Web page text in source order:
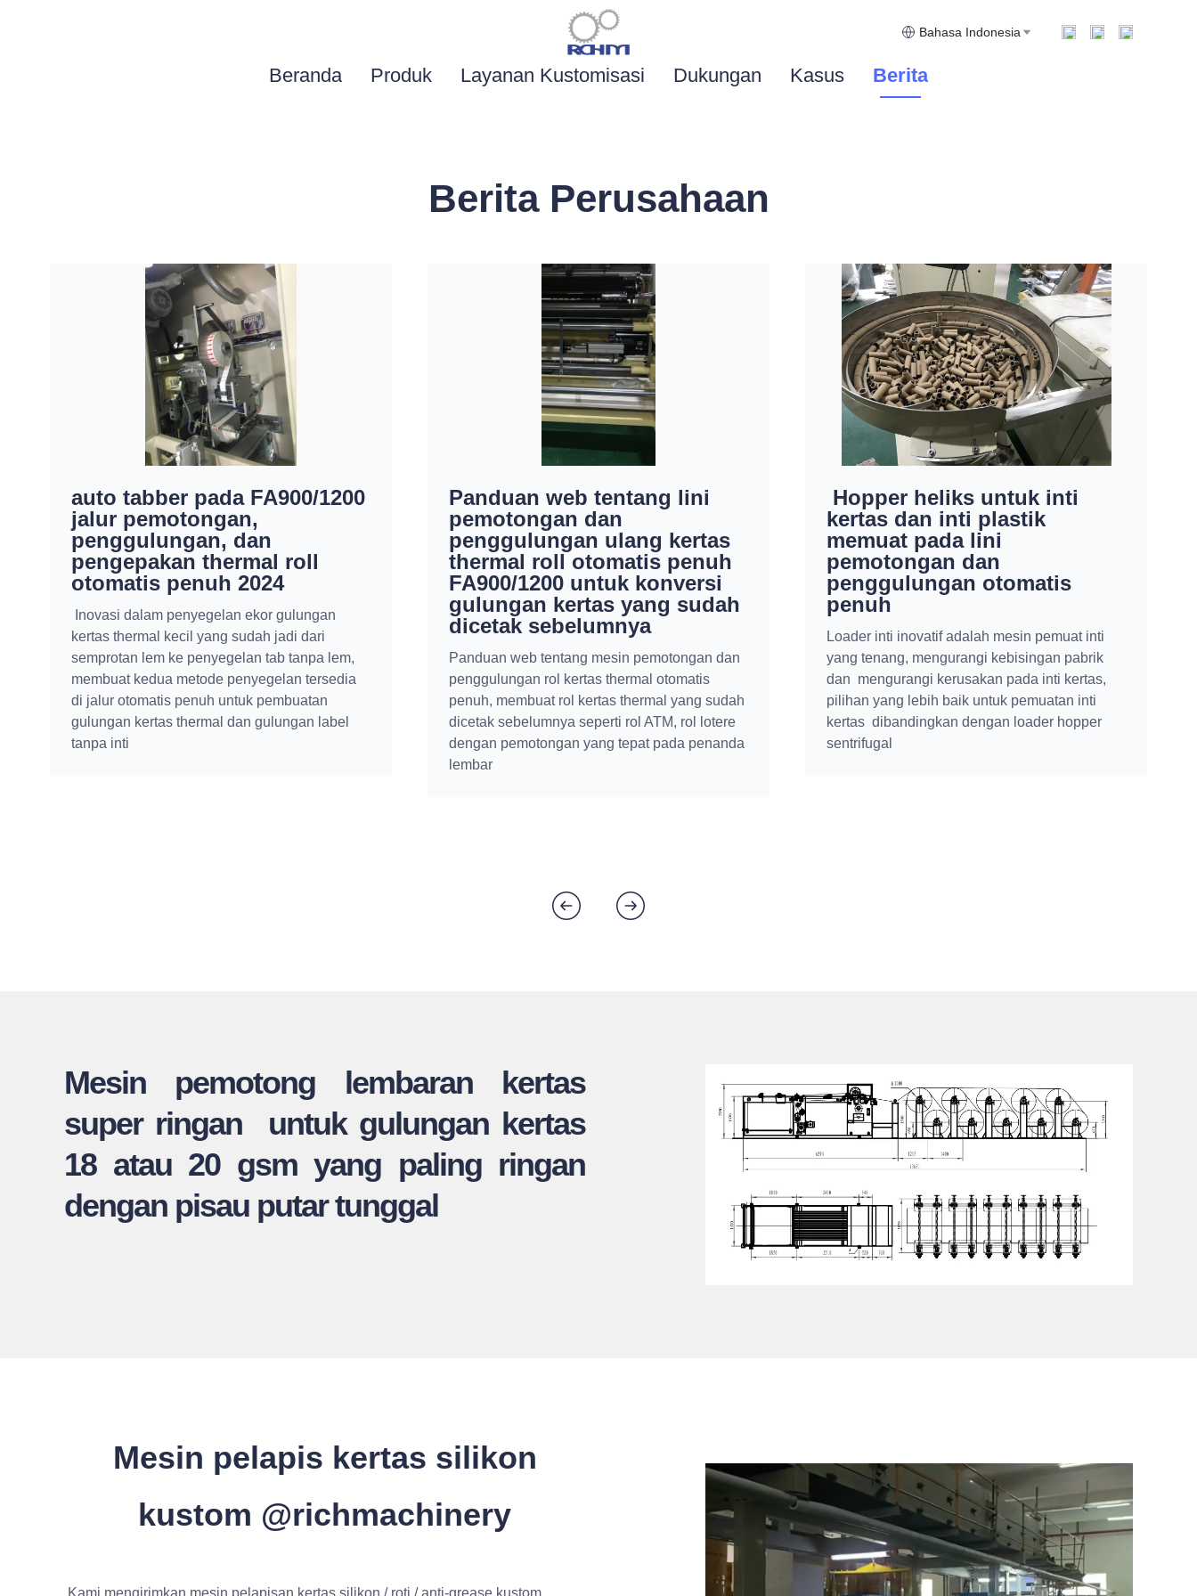
Bahasa Indonesia
Beranda Produk Layanan Kustomisasi Dukungan Kasus Berita
Berita Perusahaan
Roller penyebar dan poros
pisau pemotong mobile
terintegrasi serta penanda
peringatan ujung fountain
tinta
Pengendali ketegangan semi-otomatis dan
pengendali ketegangan otomatis penuh
dengan roller penyebar memastikan peng喂an
dan penggulungan kertas yang lancar. Poros
pisau pemotong bergerak yang terintegrasi
membuat perubahan ukuran pisau menjadi
lebih mudah dan nyaman di mesin, tidak perlu
Foto mata untuk
pemantauan status
penyisipan dan
penghembusan kertas
Sensor untuk pemantauan penyisipan dan
tiupan kertas saat memulai siklus produksi
gulungan kecil yang baru. Mesin berhenti
secara otomatis saat terjadi penyisipan atau
tiupan kertas yang buruk pada unit tiupan dan
penyisipan ini
Pengunggahan rol termal
jumbo yang kuat pada
unwinder untuk FA900/1200
slitter rewinder otomatis
penuh
Kualitas silinder pneumatik pemuatan dan
rem bubuk memastikan pemuatan dan
pembongkaran gulungan jumbo yang cepat
dan mudah.
Mesin pemotong lembaran kertas
super ringan untuk gulungan kertas
18 atau 20 gsm yang paling ringan
dengan pisau putar tunggal
Mesin pelapis kertas silikon
kustom @richmachinery
Kami mengirimkan mesin pelapisan kertas silikon / roti / anti-grease kustom